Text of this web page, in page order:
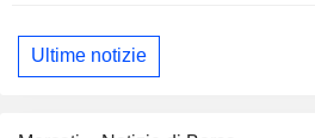
Ultime notizie